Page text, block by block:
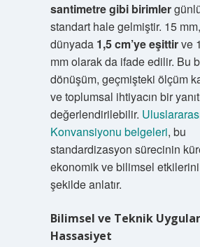
santimetre gibi birimler
standart hale gelmiştir. 15
dünyada 1,5 cm’ye eşittirve
mm olarak da ifade edilir. Bu
dönüşüm, geçmişteki ölçüm
ve toplumsal ihtiyacın bir
değerlendirilebilir.
Konvansiyonu belgeleri, bu
standardizasyon sürecinin
ekonomik ve bilimsel etkilerini
şekilde anlatır.
Bilimsel ve Teknik
Hassasiyet